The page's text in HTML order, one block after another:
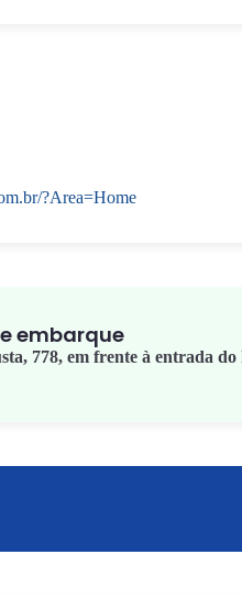
?Area=Home
embarque
778, em frente à entrada do